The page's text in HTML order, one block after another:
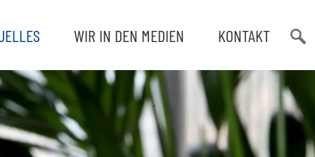
WIR IN DEN MEDIEN KONTAKT